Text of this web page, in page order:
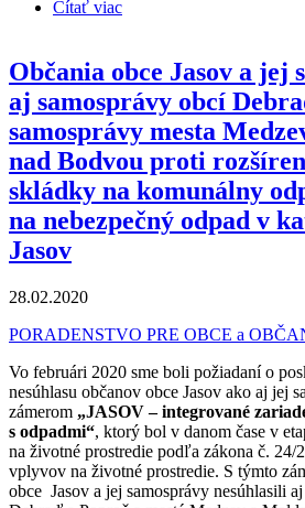
Čítať viac
Občania obce Jasov a jej
aj samosprávy obcí
samosprávy mesta
nad Bodvou proti
skládky na komunálny
na nebezpečný odpad v
Jasov
28.02.2020
PORADENSTVO PRE OBCE a
Vo februári 2020 sme boli požiadaní o
nesúhlasu občanov obce Jasov ako aj jej
zámerom „JASOV – integrované
s odpadmi“, ktorý bol v danom čase v
na životné prostredie podľa zákona č. 24/
vplyvov na životné prostredie. S týmto
obce Jasov a jej samosprávy nesúhlasili